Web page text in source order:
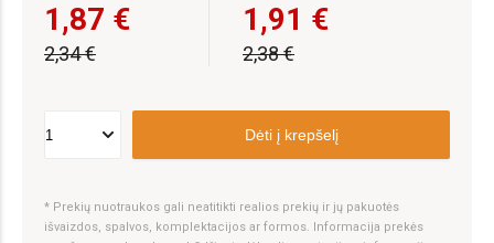
1,87 €
2,34 €
1,91 €
2,38 €
Dėti į krepšelį
* Prekių nuotraukos gali neatitikti realios prekių ir jų pakuotės
išvaizdos, spalvos, komplektacijos ar formos. Informacija prekės